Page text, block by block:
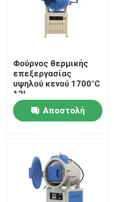
Επισκεψή εργοστασίου
Ζητήστε μια προσφορά
Programtherm
Φούρνος με μούφλα
Φούρνος θερμικής
επεξεργασίας
υψηλού κενού 1700°C
12L
Αποστολή